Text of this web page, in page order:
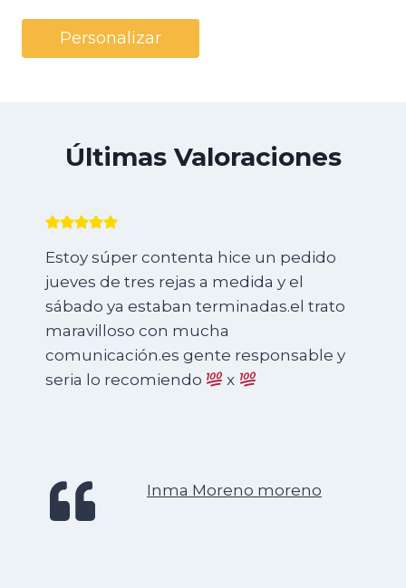
Personalizar
Últimas Valoraciones
Estoy súper contenta hice un pedido
jueves de tres rejas a medida y el
sábado ya estaban terminadas.el trato
maravilloso con mucha
comunicación.es gente responsable y
seria lo recomiendo
x
Inma Moreno moreno